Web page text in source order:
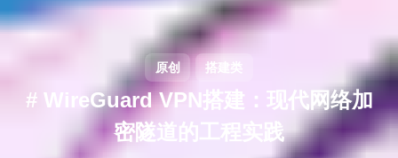
原创 搭建类
# WireGuard VPN搭建：现代网络加
密隧道的工程实践